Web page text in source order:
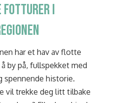
fottuRer i
har et hav av flotte
by på, fullspekket med
spennende historie.
vil trekke deg litt tilbake